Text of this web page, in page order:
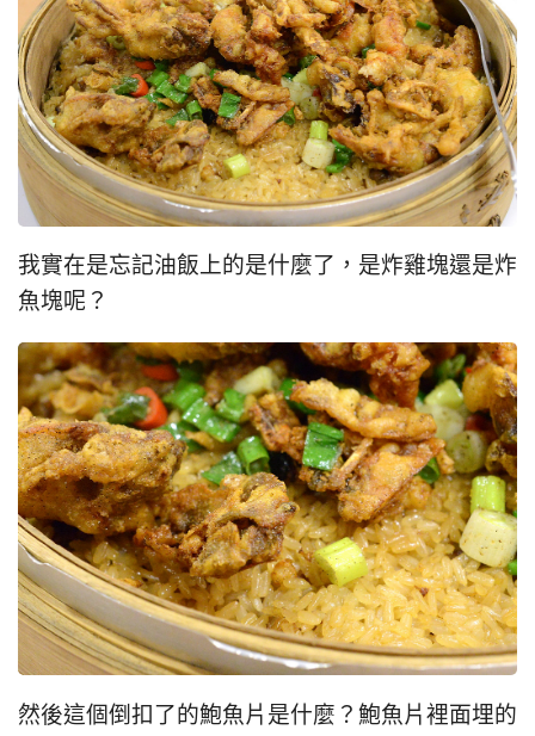
我實在是忘記油飯上的是什麼了，是炸雞塊還是炸
魚塊呢？
然後這個倒扣了的鮑魚片是什麼？鮑魚片裡面埋的